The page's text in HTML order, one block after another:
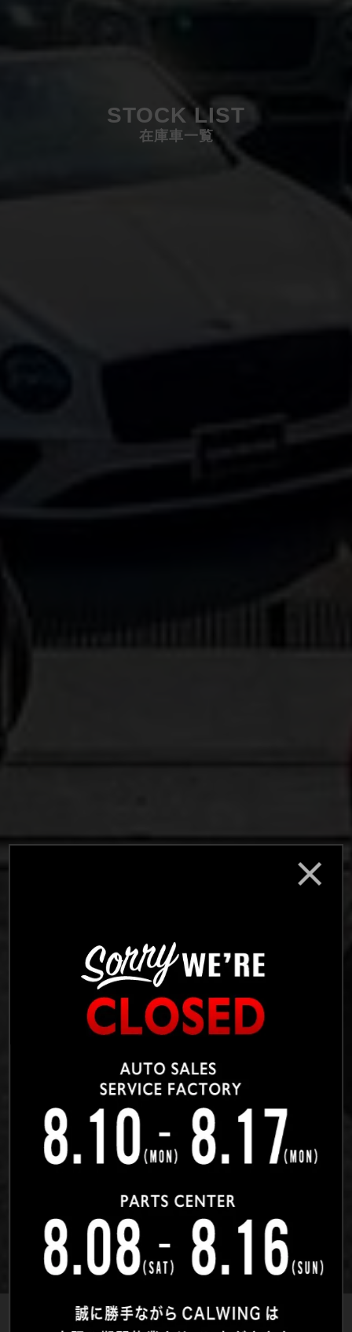
STOCK LIST
在庫車一覧